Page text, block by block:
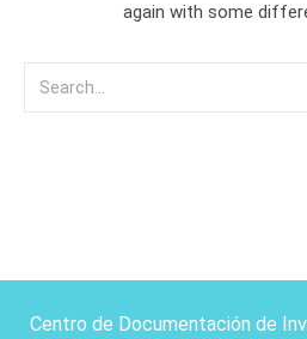
again with some
Centro de Documentación de